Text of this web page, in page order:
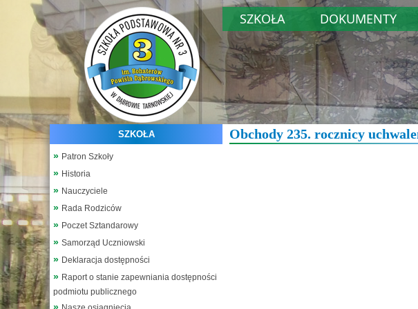
SZKOŁA DOKUMENTY
SZKOŁA
Patron Szkoły
Historia
Nauczyciele
Rada Rodziców
Poczet Sztandarowy
Samorząd Uczniowski
Deklaracja dostępności
Raport o stanie zapewniania dostępności
podmiotu publicznego
Obchody 235. rocznicy